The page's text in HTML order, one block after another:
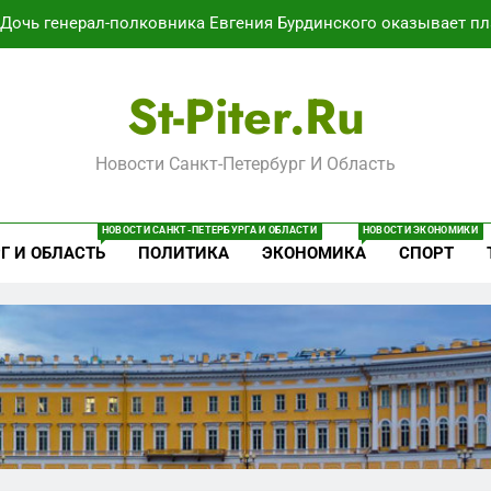
Дочь генерал-полковника Евгения Бурдинского оказывает
Путёвки есть – мест нет:
Минпромторг потребовал данные о складах с военной
В Воронеже участников СВО берут на
St-Piter.ru
Новости Санкт-Петербург И Область
И ОБЛАСТЬ
НОВОСТИ САНКТ-ПЕТЕРБУРГА И ОБЛАСТИ
ПОЛИТИКА ЭКОНОМИКА
НОВОСТИ ЭКОНОМИКИ
СПОРТ